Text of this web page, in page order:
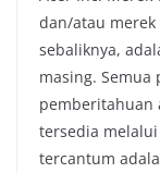
dan/atau
sebaliknya,
masing.
pemberitahuan
tersedia
tercantum